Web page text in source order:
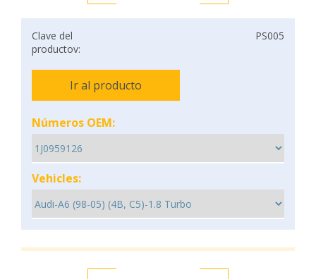
Clave del
productov:
PS005
Ir al producto
Números OEM:
Vehicles: